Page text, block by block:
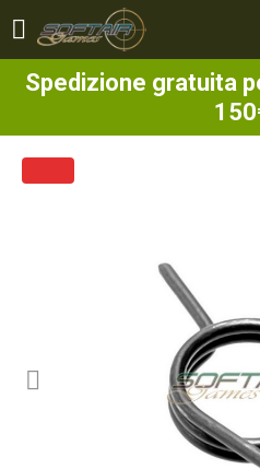
Spedizione gratuita